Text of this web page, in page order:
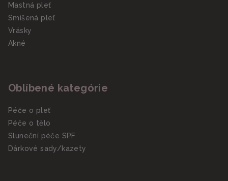
Mastná pleť
Smíšená pleť
Vrásky
Akné
Oblíbené kategórie
Péče o pleť
Péče o tělo
Sluneční péče SPF
Dárkové sady/kazety